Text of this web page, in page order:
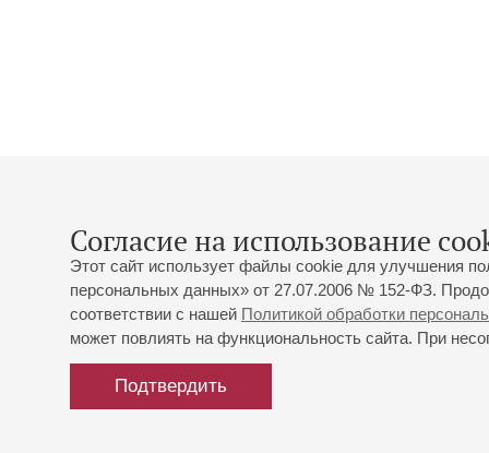
Согласие на использование
Этот сайт использует файлы cookie для улучшения
персональных данных» от 27.07.2006 № 152-ФЗ.
соответствии с нашей Политикой обработки
может повлиять на функциональность сайта. При
Подтвердить